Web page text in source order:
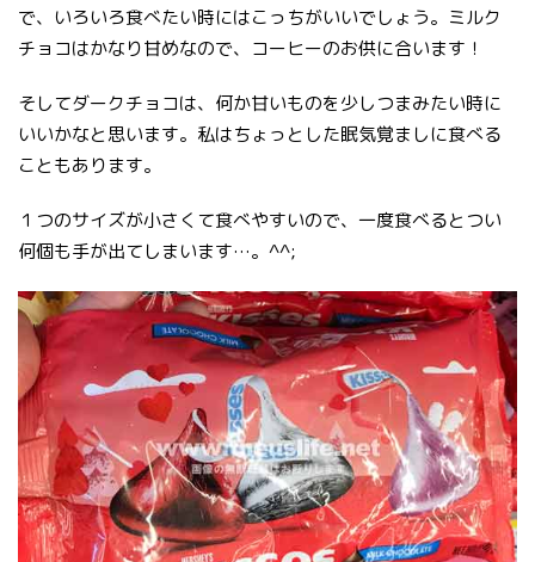
で、いろいろ食べたい時にはこっちがいいでしょう。ミルク
チョコはかなり甘めなので、コーヒーのお供に合います！
そしてダークチョコは、何か甘いものを少しつまみたい時に
いいかなと思います。私はちょっとした眠気覚ましに食べる
こともあります。
１つのサイズが小さくて食べやすいので、一度食べるとつい
何個も手が出てしまいます…。^^;